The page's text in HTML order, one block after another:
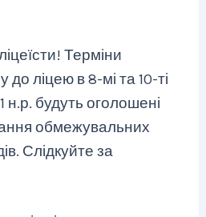
Терміни
ліцею в 8-мі та 10-ті
н.р. будуть оголошені
обмежувальних
Слідкуйте за